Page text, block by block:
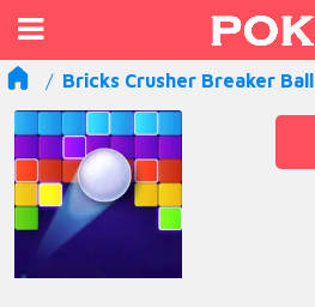
Bricks Crusher Breaker Ball